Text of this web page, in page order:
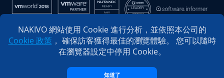
NAKIVO 網站使用 Cookie 進行分析，並依照本公司的
Cookie 政策 ， 確保訪客獲得最佳的瀏覽體驗。 您可以隨時
在瀏覽器設定中停用 Cookie。
知道了